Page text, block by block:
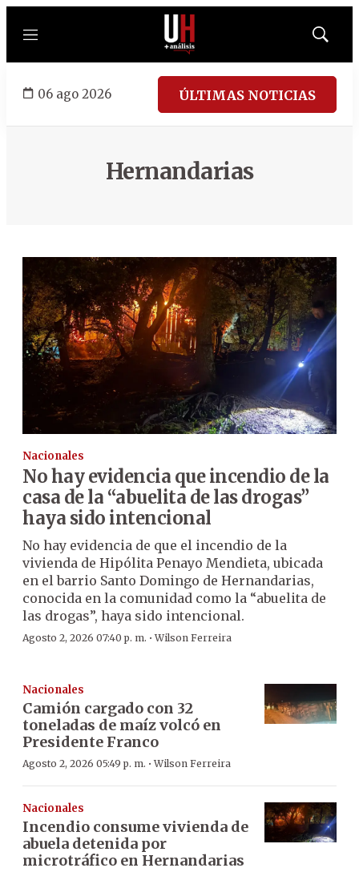
Menú
Mostrar
06 ago 2026 ÚLTIMAS NOTICIAS
Hernandarias
Nacionales
No hay evidencia que incendio de la
casa de la “abuelita de las drogas”
haya sido intencional
No hay evidencia de que el incendio de la
vivienda de Hipólita Penayo Mendieta, ubicada
en el barrio Santo Domingo de Hernandarias,
conocida en la comunidad como la “abuelita de
las drogas”, haya sido intencional.
Agosto 2, 2026 07:40 p. m. ·Wilson Ferreira
Nacionales
Camión cargado con 32
toneladas de maíz volcó en
Presidente Franco
Agosto 2, 2026 05:49 p. m. ·Wilson Ferreira
Nacionales
Incendio consume vivienda de
abuela detenida por
microtráfico en Hernandarias